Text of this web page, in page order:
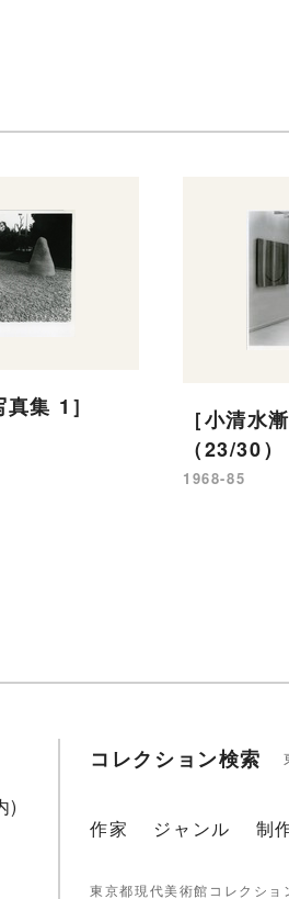
集 1］
［小清水
（23/30）
1968-85
)
コレクション検索
作家 ジャンル 制
東京都現代美術館コレクシ